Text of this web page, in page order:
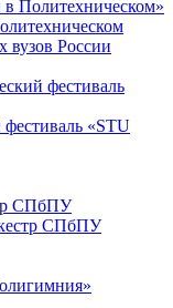
Политехническом»
вузов России
фестиваль
«STU
СПбПУ
СПбПУ